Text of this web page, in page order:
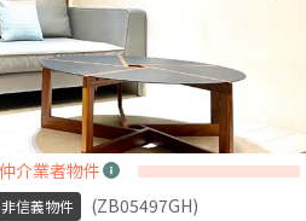
介業者物件
非信義物件
(ZB05497GH)